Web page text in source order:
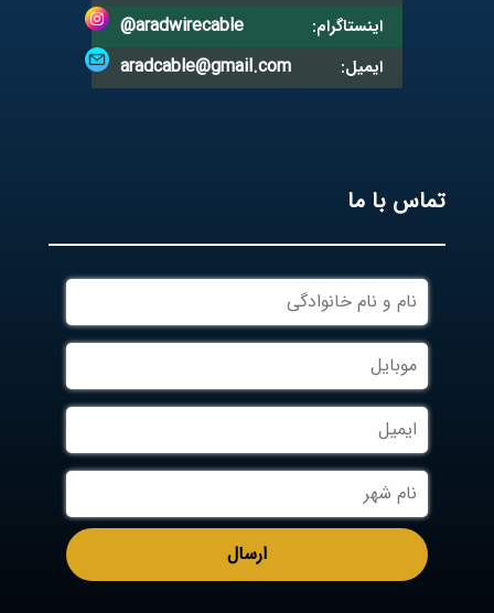
اینستاگرام: @aradwirecable
ایمیل: aradcable@gmail.com
تماس با ما